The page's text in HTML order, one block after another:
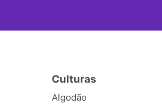
Culturas
Algodão